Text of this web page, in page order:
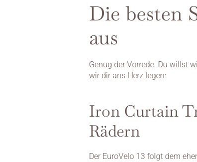
Die besten
aus
Genug der Vorrede. Du willst
wir dir ans Herz legen:
Iron Curtain
Rädern
Der EuroVelo 13 folgt dem